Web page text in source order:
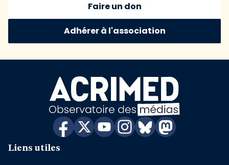
Faire un don
Adhérer à l'association
Liens utiles